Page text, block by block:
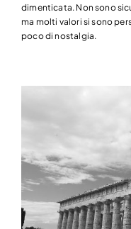
dimenticata. Non sono
ma molti valori si sono
poco di nostalgia.